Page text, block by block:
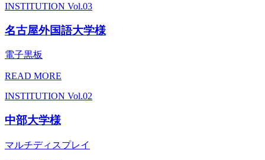
INSTITUTION Vol.03
名古屋外国語大学様
電子黒板
READ MORE
INSTITUTION Vol.02
中部大学様
マルチディスプレイ